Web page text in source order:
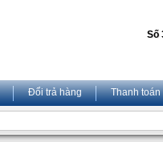
Số
Đổi trả hàng Thanh toán